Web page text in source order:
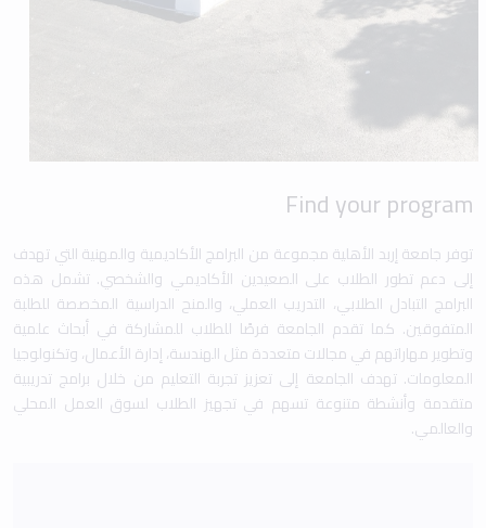
Find your program
توفر جامعة إربد الأهلية مجموعة من البرامج الأكاديمية والمهنية التي تهدف
إلى دعم تطور الطلاب على الصعيدين الأكاديمي والشخصي. تشمل هذه
البرامج التبادل الطلابي، التدريب العملي، والمنح الدراسية المخصصة للطلبة
المتفوقين. كما تقدم الجامعة فرصًا للطلاب للمشاركة في أبحاث علمية
وتطوير مهاراتهم في مجالات متعددة مثل الهندسة، إدارة الأعمال، وتكنولوجيا
المعلومات. تهدف الجامعة إلى تعزيز تجربة التعليم من خلال برامج تدريبية
متقدمة وأنشطة متنوعة تسهم في تجهيز الطلاب لسوق العمل المحلي
والعالمي.